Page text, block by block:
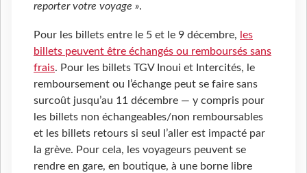
reporter votre voyage ».
Pour les billets entre le 5 et le 9 décembre, les
billets peuvent être échangés ou remboursés sans
frais. Pour les billets TGV Inoui et Intercités, le
remboursement ou l’échange peut se faire sans
surcoût jusqu’au 11 décembre — y compris pour
les billets non échangeables/non remboursables
et les billets retours si seul l’aller est impacté par
la grève. Pour cela, les voyageurs peuvent se
rendre en gare, en boutique, à une borne libre